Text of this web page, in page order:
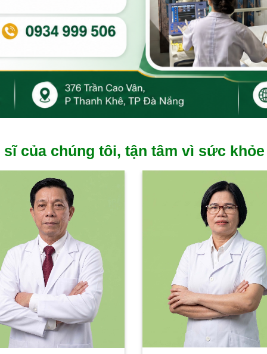
sĩ của chúng tôi, tận tâm vì sức khỏe